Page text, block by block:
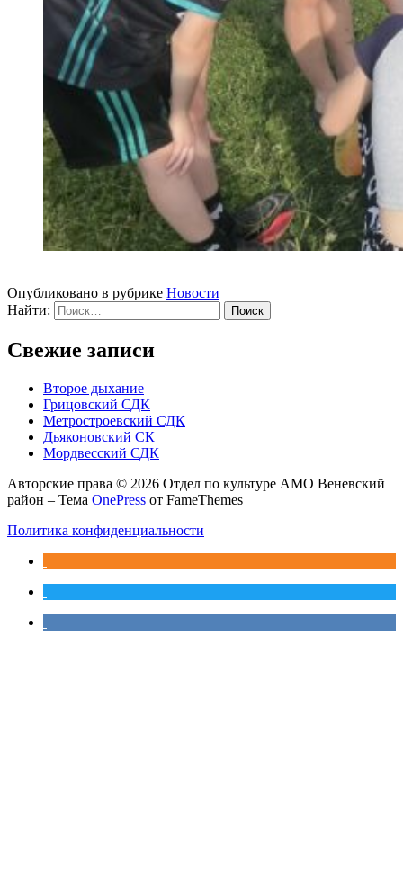
Опубликовано в рубрике Новости
Найти:
Свежие записи
Второе дыхание
Грицовский СДК
Метростроевский СДК
Дьяконовский СК
Мордвесский СДК
Авторские права © 2026 Отдел по культуре АМО Веневский
район – Тема OnePress от FameThemes
Политика конфиденциальности